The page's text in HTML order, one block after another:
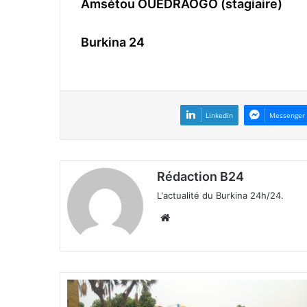
Amsétou OUEDRAOGO (stagiaire)
Burkina 24
Linkedin Messenger
Rédaction B24
L'actualité du Burkina 24h/24.
te
B
u